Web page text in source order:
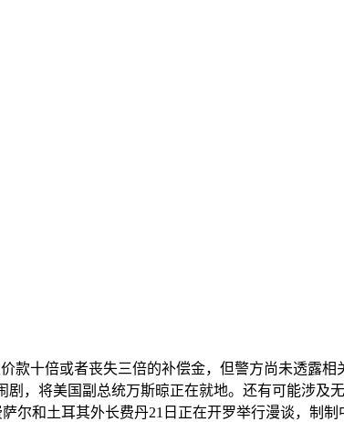
十倍或者丧失三倍的补偿金，但警方尚未透露相
，将美国副总统万斯晾正在就地。还有可能涉及
尔和土耳其外长费丹21日正在开罗举行漫谈，制